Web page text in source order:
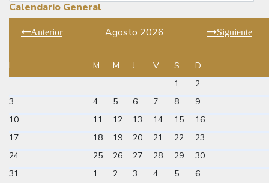
Calendario General
Anterior Agosto 2026 Siguiente
L M M J V S
D
1
2
3
4 5 6 7 8
9
10
11 12 13 14 15
16
17
18 19 20 21 22
23
24
25 26 27 28 29
30
31
1 2 3 4 5 6